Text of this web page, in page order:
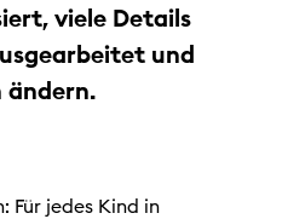
viele Details
und
ändern.
Für jedes Kind in